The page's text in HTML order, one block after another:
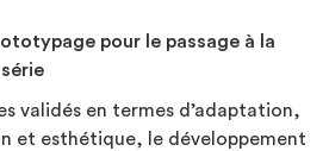
pour le passage à la
validés en termes d’adaptation,
et esthétique, le développement